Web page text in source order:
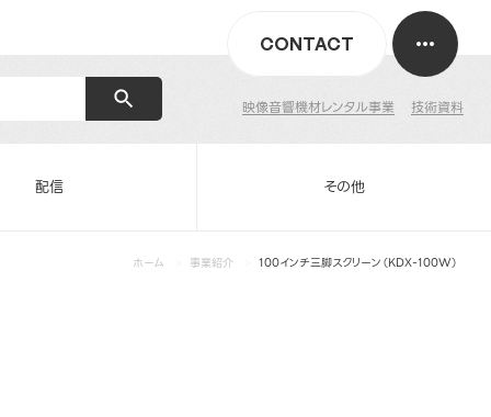
映像音響機材レンタル事業 技術資料
CONTACT
配信 その他
ホーム 事業紹介 100インチ三脚スクリーン（KDX-100W）